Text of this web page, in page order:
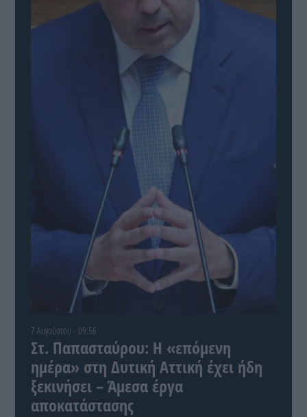
7 Αυγούστου - 09:56
Στ. Παπασταύρου: Η «επόμενη
ημέρα» στη Δυτική Αττική έχει ήδη
ξεκινήσει – Άμεσα έργα
αποκατάστασης